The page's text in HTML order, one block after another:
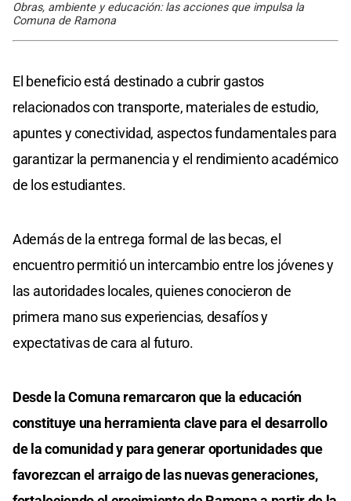
Obras, ambiente y educación: las acciones que impulsa la
Comuna de Ramona
El beneficio está destinado a cubrir gastos
relacionados con transporte, materiales de estudio,
apuntes y conectividad, aspectos fundamentales para
garantizar la permanencia y el rendimiento académico
de los estudiantes.
Además de la entrega formal de las becas, el
encuentro permitió un intercambio entre los jóvenes y
las autoridades locales, quienes conocieron de
primera mano sus experiencias, desafíos y
expectativas de cara al futuro.
Desde la Comuna remarcaron que la educación
constituye una herramienta clave para el desarrollo
de la comunidad y para generar oportunidades que
favorezcan el arraigo de las nuevas generaciones,